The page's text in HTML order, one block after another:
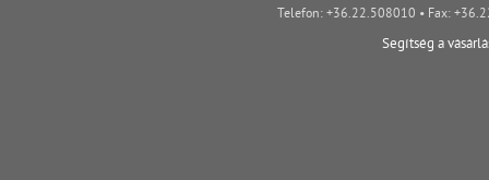
Telefon: +36.22.508010 • Fax:
Segítség a